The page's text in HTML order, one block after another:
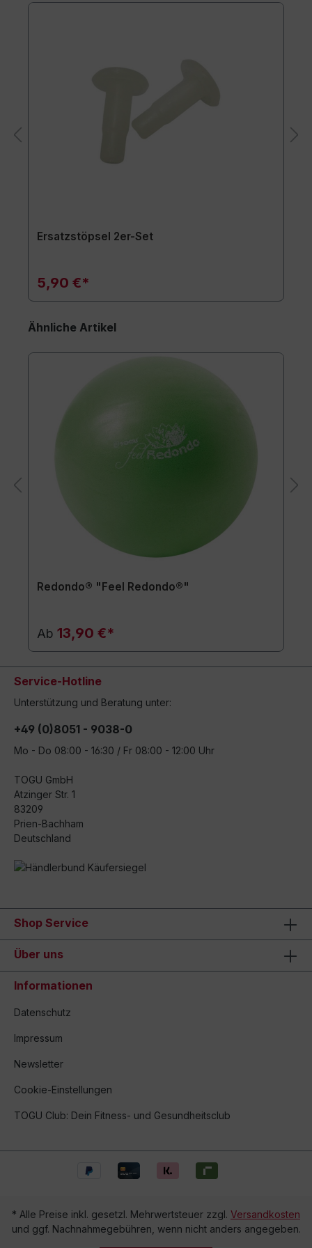
Ersatzstöpsel 2er-Set
5,90 €*
Ähnliche Artikel
Redondo® "Feel Redondo®"
Ab 13,90 €*
Service-Hotline
Unterstützung und Beratung unter:
+49 (0)8051 - 9038-0
Mo - Do 08:00 - 16:30 / Fr 08:00 - 12:00 Uhr
TOGU GmbH
Atzinger Str. 1
83209
Prien-Bachham
Deutschland
Shop Service
Über uns
Informationen
Datenschutz
Impressum
Newsletter
Cookie-Einstellungen
TOGU Club: Dein Fitness- und Gesundheitsclub
* Alle Preise inkl. gesetzl. Mehrwertsteuer zzgl. Versandkosten
und ggf. Nachnahmegebühren, wenn nicht anders angegeben.